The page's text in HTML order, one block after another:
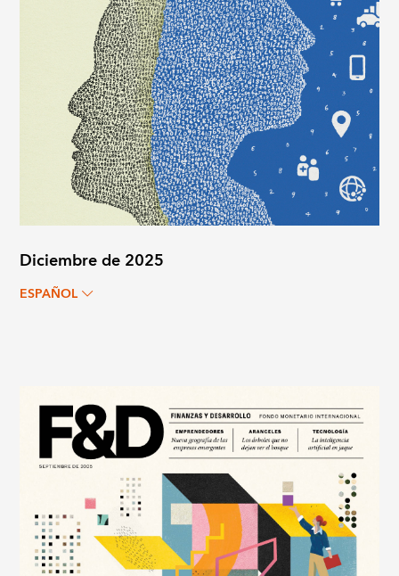
Diciembre de 2025
ESPAÑOL